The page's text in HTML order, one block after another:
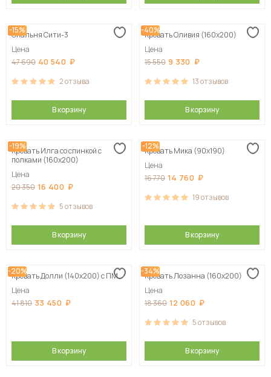
-15%
Спальня Сити-3
Цена
47 690 40 540
2отзыва
В корзину
-40%
Кровать Оливия (160х200)
Цена
15 550 9 330
13отзывов
В корзину
-19%
Кровать Илга со спинкой с
полками (160х200)
Цена
20 350 16 400
5отзывов
В корзину
-12%
Кровать Мика (90х190)
Цена
16 770 14 760
19отзывов
В корзину
-20%
Кровать Долли (140х200) с ПМ
Цена
41 810 33 450
В корзину
-34%
Кровать Лозанна (160х200)
Цена
18 360 12 060
5отзывов
В корзину